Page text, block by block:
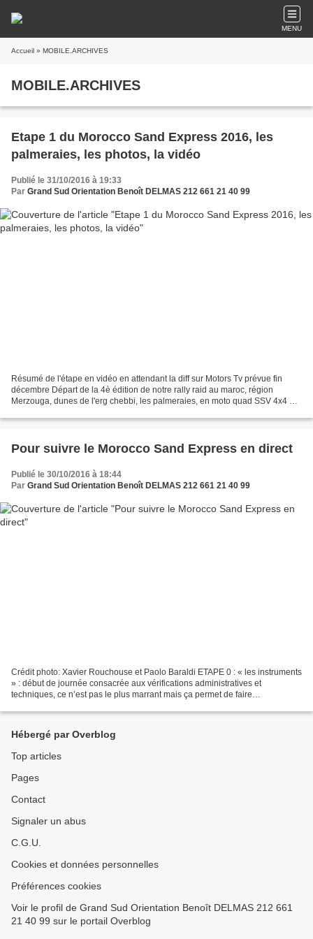
MENU
Accueil » MOBILE.ARCHIVES
MOBILE.ARCHIVES
Etape 1 du Morocco Sand Express 2016, les
palmeraies, les photos, la vidéo
Publié le 31/10/2016 à 19:33
Par Grand Sud Orientation Benoît DELMAS 212 661 21 40 99
Résumé de l'étape en vidéo en attendant la diff sur Motors Tv prévue fin
décembre Départ de la 4è édition de notre rally raid au maroc, région
Merzouga, dunes de l'erg chebbi, les palmeraies, en moto quad SSV 4x4 et
Pour suivre le Morocco Sand Express en direct
Publié le 30/10/2016 à 18:44
Par Grand Sud Orientation Benoît DELMAS 212 661 21 40 99
Crédit photo: Xavier Rouchouse et Paolo Baraldi ETAPE 0 : « les instruments
» : début de journée consacrée aux vérifications administratives et
techniques, ce n’est pas le plus marrant mais ça permet de faire
Hébergé par Overblog
Top articles
Pages
Contact
Signaler un abus
C.G.U.
Cookies et données personnelles
Préférences cookies
Voir le profil de Grand Sud Orientation Benoît DELMAS 212 661
21 40 99 sur le portail Overblog